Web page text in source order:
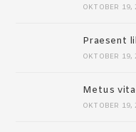
OKTOBER 19,
Praesent
OKTOBER 19,
Metus
OKTOBER 19,